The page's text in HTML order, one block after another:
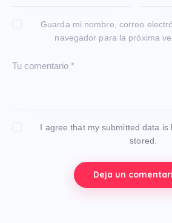
Guarda mi nombre, correo
navegador para la próxima
I agree that my submitted data is
stored.